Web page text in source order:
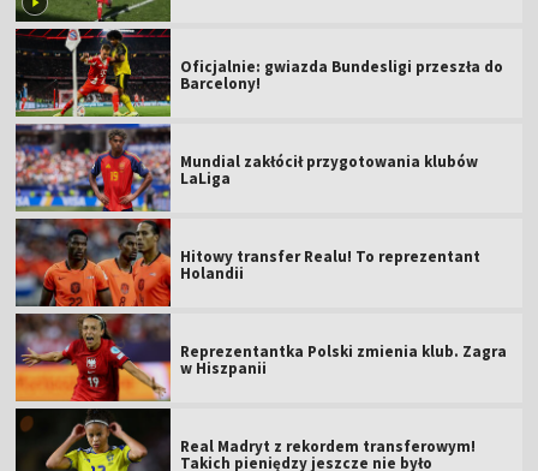
Oficjalnie: gwiazda Bundesligi przeszła do
Barcelony!
Mundial zakłócił przygotowania klubów
LaLiga
Hitowy transfer Realu! To reprezentant
Holandii
Reprezentantka Polski zmienia klub. Zagra
w Hiszpanii
Real Madryt z rekordem transferowym!
Takich pieniędzy jeszcze nie było